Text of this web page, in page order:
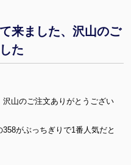
来ました、沢山のご
た
山のご注文ありがとうござい
がぶっちぎりで1番人気だと